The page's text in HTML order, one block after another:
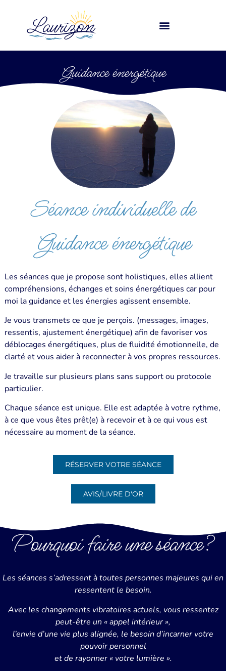
Guidance énergétique
Séance individuelle de
Guidance énergétique
Les séances que je propose sont holistiques, elles allient
compréhensions, échanges et soins énergétiques car pour
moi la guidance et les énergies agissent ensemble.
Je vous transmets ce que je perçois. (messages, images,
ressentis, ajustement énergétique) afin de favoriser vos
déblocages énergétiques, plus de fluidité émotionnelle, de
clarté et vous aider à reconnecter à vos propres ressources.
Je travaille sur plusieurs plans sans support ou protocole
particulier.
Chaque séance est unique. Elle est adaptée à votre rythme,
à ce que vous êtes prêt(e) à recevoir et à ce qui vous est
nécessaire au moment de la séance.
RÉSERVER VOTRE SÉANCE
AVIS/LIVRE D'OR
Pourquoi faire une séance?
Les séances s’adressent à toutes personnes majeures qui en
ressentent le besoin.
Avec les changements vibratoires actuels, vous ressentez
peut-être un « appel intérieur »,
l’envie d’une vie plus alignée, le besoin d’incarner votre
pouvoir personnel
et de rayonner « votre lumière ».